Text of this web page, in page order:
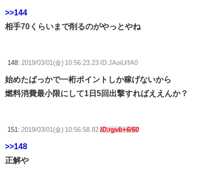
>>144
相手70くらいまで削るのがやっとやね
148: 2019/03/01(金) 10:56:23.23 ID:JAoiU/fA0
始めたばっかで一桁ポイントしか稼げないから
燃料消費最小限にして1日5回出撃すればええんか？
151: 2019/03/01(金) 10:56:58.82 ID:rgvb+6/60
>>148
正解や